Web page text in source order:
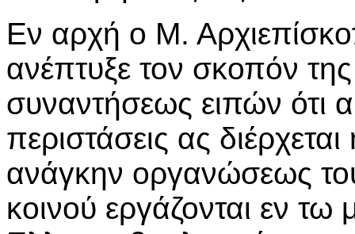
Εν αρχή ο Μ.
ανέπτυξε τον σκοπόν
συναντήσεως ειπών ότι
περιστάσεις ας
ανάγκην οργανώσεως
κοινού εργάζονται εν τω